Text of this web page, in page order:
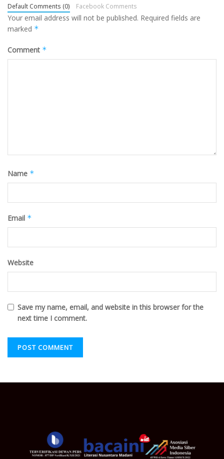
Default Comments (0) Facebook Comments
Your email address will not be published. Required fields are
marked *
Comment *
Name *
Email *
Website
Save my name, email, and website in this browser for the
next time I comment.